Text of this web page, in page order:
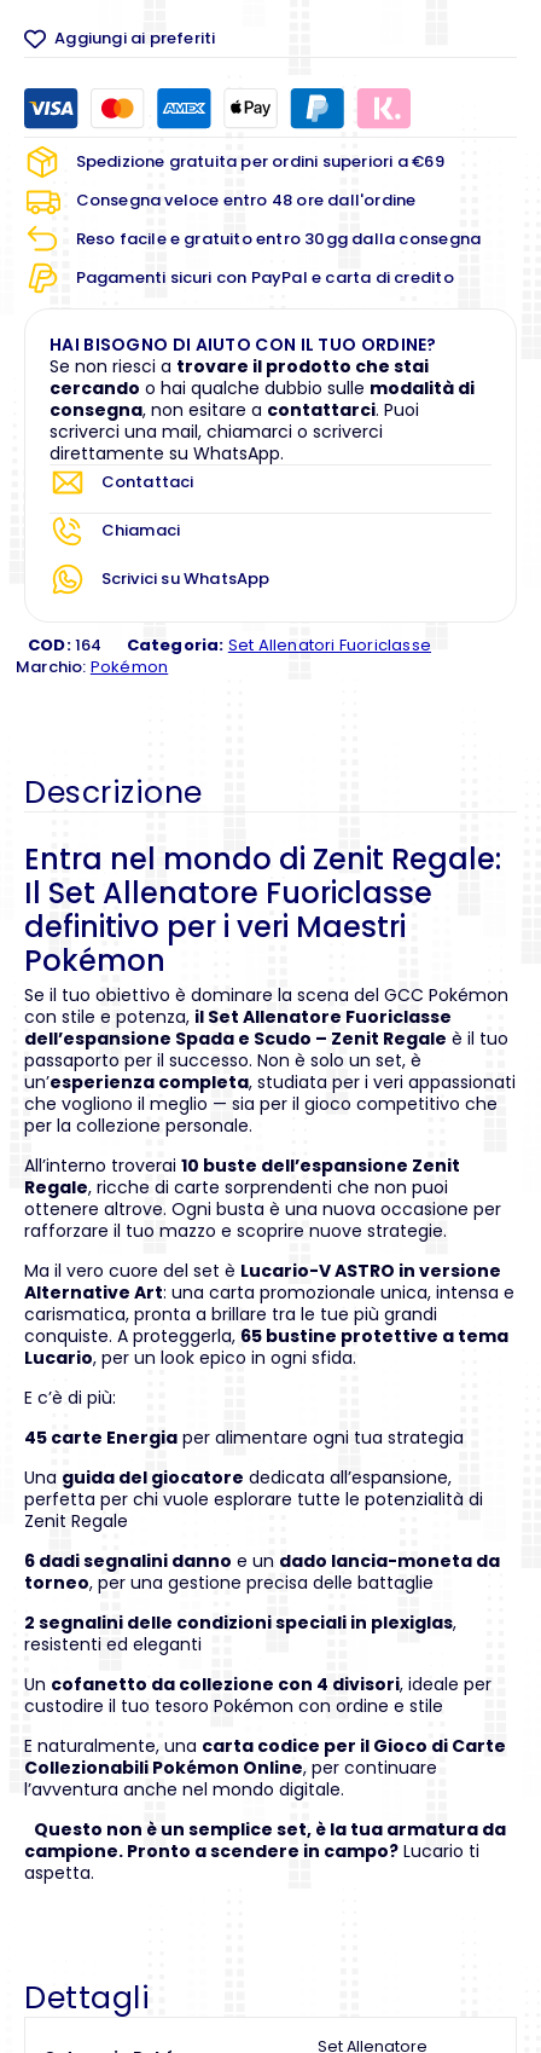
Aggiungi ai preferiti
Spedizione gratuita per ordini superiori a €69
Consegna veloce entro 48 ore dall'ordine
Reso facile e gratuito entro 30gg dalla consegna
Pagamenti sicuri con PayPal e carta di credito
HAI BISOGNO DI AIUTO CON IL TUO ORDINE?
Se non riesci a trovare il prodotto che stai
cercando o hai qualche dubbio sulle modalità di
consegna, non esitare a contattarci. Puoi
scriverci una mail, chiamarci o scriverci
direttamente su WhatsApp.
Contattaci
Chiamaci
Scrivici su WhatsApp
COD:164 Categoria: Set Allenatori Fuoriclasse
Marchio: Pokémon
Descrizione
Entra nel mondo di Zenit Regale:
Il Set Allenatore Fuoriclasse
definitivo per i veri Maestri
Pokémon
Se il tuo obiettivo è dominare la scena del GCC Pokémon
con stile e potenza, il Set Allenatore Fuoriclasse
dell’espansione Spada e Scudo – Zenit Regale è il tuo
passaporto per il successo. Non è solo un set, è
un’esperienza completa, studiata per i veri appassionati
che vogliono il meglio — sia per il gioco competitivo che
per la collezione personale.
All’interno troverai 10 buste dell’espansione Zenit
Regale, ricche di carte sorprendenti che non puoi
ottenere altrove. Ogni busta è una nuova occasione per
rafforzare il tuo mazzo e scoprire nuove strategie.
Ma il vero cuore del set è Lucario-V ASTRO in versione
Alternative Art: una carta promozionale unica, intensa e
carismatica, pronta a brillare tra le tue più grandi
conquiste. A proteggerla, 65 bustine protettive a tema
Lucario, per un look epico in ogni sfida.
E c’è di più:
45 carte Energia per alimentare ogni tua strategia
Una guida del giocatore dedicata all’espansione,
perfetta per chi vuole esplorare tutte le potenzialità di
Zenit Regale
6 dadi segnalini danno e un dado lancia-moneta da
torneo, per una gestione precisa delle battaglie
2 segnalini delle condizioni speciali in plexiglas,
resistenti ed eleganti
Un cofanetto da collezione con 4 divisori, ideale per
custodire il tuo tesoro Pokémon con ordine e stile
E naturalmente, una carta codice per il Gioco di Carte
Collezionabili Pokémon Online, per continuare
l’avventura anche nel mondo digitale.
Questo non è un semplice set, è la tua armatura da
campione. Pronto a scendere in campo? Lucario ti
aspetta.
Dettagli
Set Allenatore